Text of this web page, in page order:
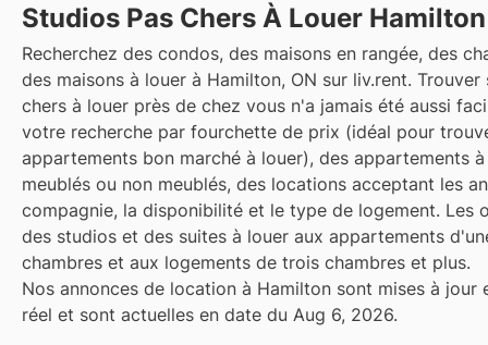
Studios Pas Chers À Louer Hamilton
Recherchez des condos, des maisons en rangée, des
des maisons à louer à Hamilton, ON sur liv.rent. Trouver
chers à louer près de chez vous n'a jamais été aussi
votre recherche par fourchette de prix (idéal pour
appartements bon marché à louer), des appartements
meublés ou non meublés, des locations acceptant les
compagnie, la disponibilité et le type de logement. Les
des studios et des suites à louer aux appartements
chambres et aux logements de trois chambres et plus.
Nos annonces de location à Hamilton sont mises à jour
réel et sont actuelles en date du Aug 6, 2026.